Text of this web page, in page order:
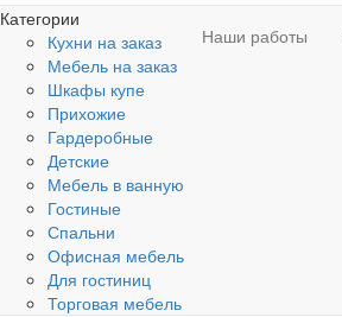
Категории
Кухни на заказ
Мебель на заказ
Шкафы купе
Прихожие
Гардеробные
Детские
Мебель в ванную
Гостиные
Спальни
Офисная мебель
Для гостиниц
Торговая мебель
Наши работы